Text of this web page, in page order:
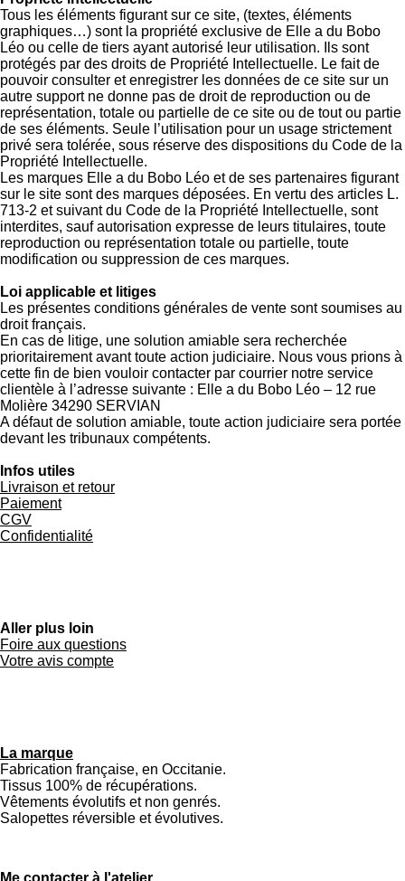
Tous les éléments figurant sur ce site, (textes, éléments
graphiques…) sont la propriété exclusive de Elle a du Bobo
Léo ou celle de tiers ayant autorisé leur utilisation. Ils sont
protégés par des droits de Propriété Intellectuelle. Le fait de
pouvoir consulter et enregistrer les données de ce site sur un
autre support ne donne pas de droit de reproduction ou de
représentation, totale ou partielle de ce site ou de tout ou partie
de ses éléments. Seule l’utilisation pour un usage strictement
privé sera tolérée, sous réserve des dispositions du Code de la
Propriété Intellectuelle.
Les marques Elle a du Bobo Léo et de ses partenaires figurant
sur le site sont des marques déposées. En vertu des articles L.
713-2 et suivant du Code de la Propriété Intellectuelle, sont
interdites, sauf autorisation expresse de leurs titulaires, toute
reproduction ou représentation totale ou partielle, toute
modification ou suppression de ces marques.
Loi applicable et litiges
Les présentes conditions générales de vente sont soumises au
droit français.
En cas de litige, une solution amiable sera recherchée
prioritairement avant toute action judiciaire. Nous vous prions à
cette fin de bien vouloir contacter par courrier notre service
clientèle à l’adresse suivante : Elle a du Bobo Léo – 12 rue
Molière 34290 SERVIAN
A défaut de solution amiable, toute action judiciaire sera portée
devant les tribunaux compétents.
Infos utiles
Livraison et retour
Paiement
CGV
Confidentialité
Aller plus loin
Foire aux questions
Votre avis compte
La marque
Fabrication française, en Occitanie.
Tissus 100% de récupérations.
Vêtements évolutifs et non genrés.
Salopettes réversible et évolutives.
Me contacter à l'atelier